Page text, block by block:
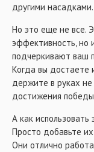
другими насадками.
Но это еще не все.
эффективность, но
подчеркивают ваш
Когда вы достаете
держите в руках
достижения
А как
Просто добавьте
Они отлично